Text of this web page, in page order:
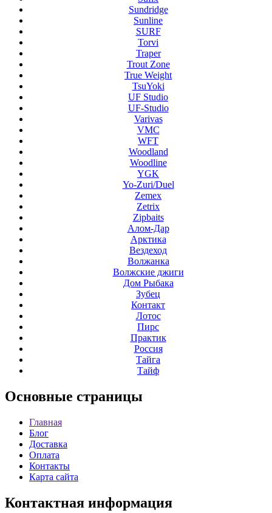
Sundridge
Sunline
SURF
Torvi
Traper
Trout Zone
True Weight
TsuYoki
UF Studio
UF-Studio
Varivas
VMC
WFT
Woodland
Woodline
YGK
Yo-Zuri/Duel
Zemex
Zetrix
Zipbaits
Алом-Дар
Арктика
Вездеход
Волжанка
Волжские джиги
Дом Рыбака
Зубец
Контакт
Лотос
Пирс
Практик
Россия
Тайга
Тайф
Основные страницы
Главная
Блог
Доставка
Оплата
Контакты
Карта сайта
Контактная информация